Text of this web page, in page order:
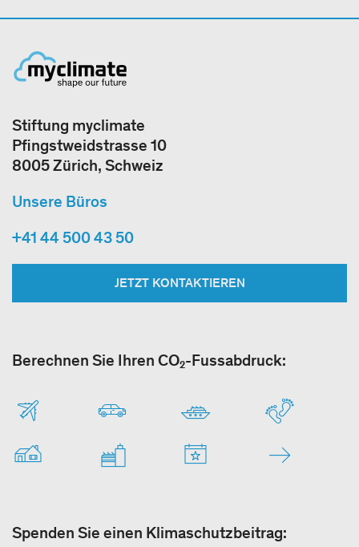
Stiftung myclimate
Pfingstweidstrasse 10
8005 Zürich, Schweiz
Unsere Büros
+41 44 500 43 50
JETZT KONTAKTIEREN
Berechnen Sie Ihren CO₂-Fussabdruck:
Spenden Sie einen Klimaschutzbeitrag: